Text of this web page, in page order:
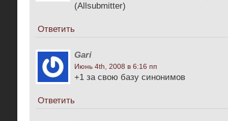
(Allsubmitter)
Ответить
Gari
Июнь 4th, 2008 в 6:16 пп
+1 за свою базу синонимов
Ответить